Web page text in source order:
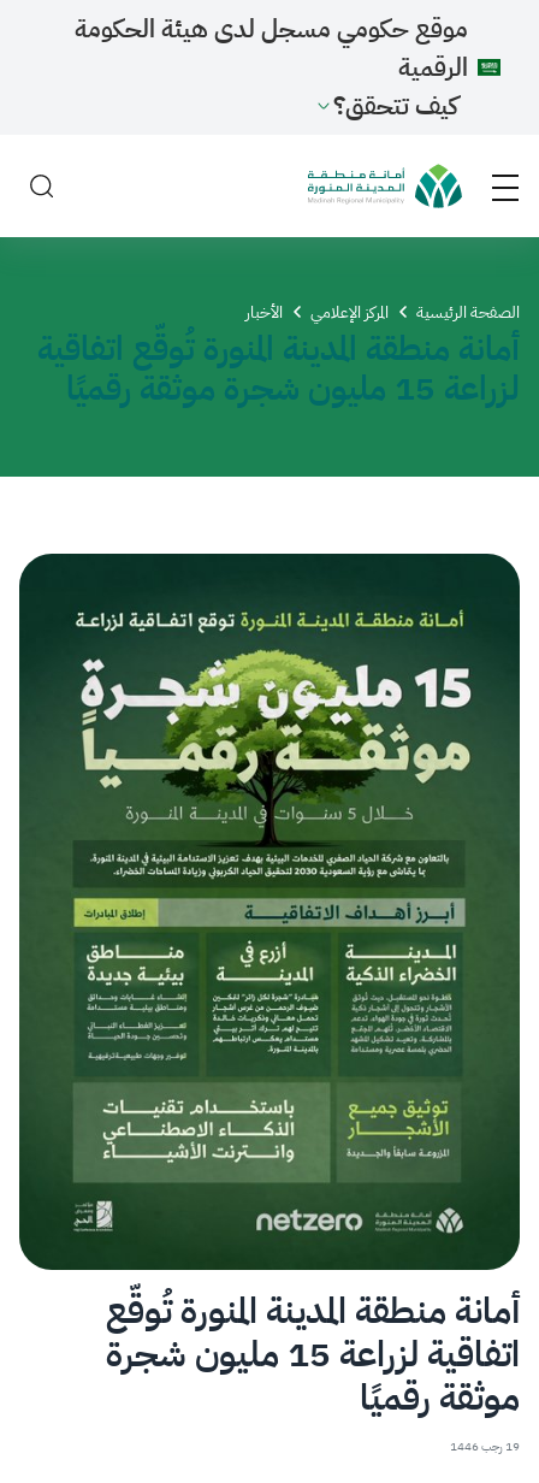
موقع حكومي مسجل لدى هيئة الحكومة
الرقمية
كيف تتحقق؟
الصفحة الرئيسية المركز الإعلامي الأخبار
أمانة منطقة المدينة المنورة تُوقّع اتفاقية
لزراعة 15 مليون شجرة موثقة رقميًا
أمانة منطقة المدينة المنورة تُوقّع
اتفاقية لزراعة 15 مليون شجرة
موثقة رقميًا
19 رجب 1446